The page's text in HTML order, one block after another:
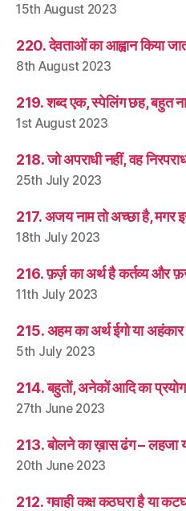
15th August 2023
220. देवताओं का आह्वान किया
8th August 2023
219. शब्द एक, स्पेलिंग छह, बहुत
1st August 2023
218. जो अपराधी नहीं, वह
25th July 2023
217. अजय नाम तो अच्छा है, मगर
18th July 2023
216. फ़र्ज़ का अर्थ है कर्तव्य और
11th July 2023
215. अहम का अर्थ ईगो या अहंकार
5th July 2023
214. बहुतों, अनेकों आदि का
27th June 2023
213. बोलने का ख़ास ढंग – लहजा
20th June 2023
212. गवाही कक्ष कठघरा है या